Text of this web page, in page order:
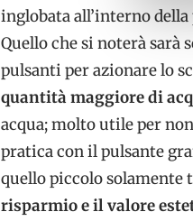
inglobata all’interno
Quello che si noterà sarà
pulsanti per azionare lo
quantità maggiore di
acqua; molto utile per
pratica con il pulsante
quello piccolo
risparmio e il valore